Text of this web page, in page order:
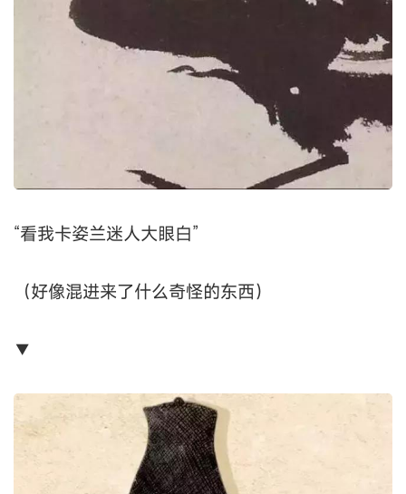
“看我卡姿兰迷人大眼白”
（好像混进来了什么奇怪的东西）
▼